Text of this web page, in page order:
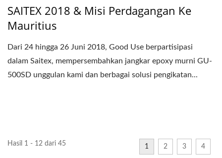
SAITEX 2018 & Misi Perdagangan Ke
Mauritius
Dari 24 hingga 26 Juni 2018, Good Use berpartisipasi
dalam Saitex, mempersembahkan jangkar epoxy murni GU-
500SD unggulan kami dan berbagai solusi pengikatan...
Hasil 1 - 12 dari 45 1 2 3 4